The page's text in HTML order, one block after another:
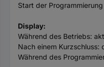
Start der Programmierung
Display:
Während des Betriebs:
Nach einem Kurzschluss:
Während des